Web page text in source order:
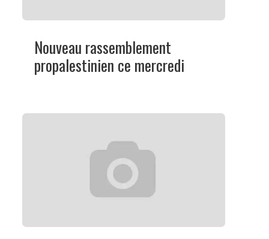
Nouveau rassemblement
propalestinien ce mercredi